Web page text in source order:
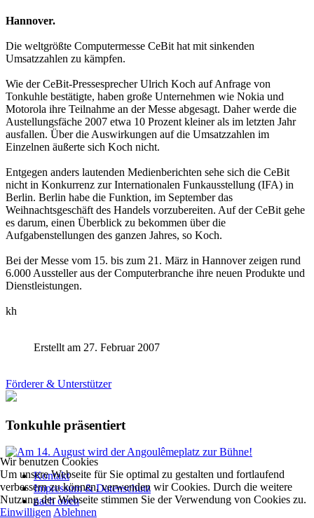
Hannover.
Die weltgrößte Computermesse CeBit hat mit sinkenden
Umsatzzahlen zu kämpfen.
Wie der CeBit-Pressesprecher Ulrich Koch auf Anfrage von
Tonkuhle bestätigte, haben große Unternehmen wie Nokia und
Motorola ihre Teilnahme an der Messe abgesagt. Daher werde die
Austellungsfäche 2007 etwa 10 Prozent kleiner als im letzten Jahr
ausfallen. Über die Auswirkungen auf die Umsatzzahlen im
Einzelnen äußerte sich Koch nicht.
Entgegen anders lautenden Medienberichten sehe sich die CeBit
nicht in Konkurrenz zur Internationalen Funkausstellung (IFA) in
Berlin. Berlin habe die Funktion, im September das
Weihnachtsgeschäft des Handels vorzubereiten. Auf der CeBit gehe
es darum, einen Überblick zu bekommen über die
Aufgabenstellungen des ganzen Jahres, so Koch.
Bei der Messe vom 15. bis zum 21. März in Hannover zeigen rund
6.000 Aussteller aus der Computerbranche ihre neuen Produkte und
Dienstleistungen.
kh
Erstellt am 27. Februar 2007
Förderer & Unterstützer
Tonkuhle präsentiert
Kontakt
Impressum & Datenschutz
nach oben
Wir benutzen Cookies
Um unsere Webseite für Sie optimal zu gestalten und fortlaufend
verbessern zu können, verwenden wir Cookies. Durch die weitere
Nutzung der Webseite stimmen Sie der Verwendung von Cookies zu.
Einwilligen Ablehnen